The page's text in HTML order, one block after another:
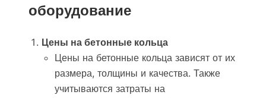
оборудование
Цены на бетонные кольца
Цены на бетонные кольца зависят от их
размера, толщины и качества. Также
учитываются затраты на